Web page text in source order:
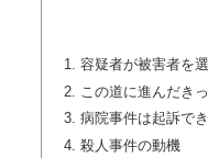
容疑者が被害者を
この道に進んだき
病院事件は起訴で
殺人事件の動機